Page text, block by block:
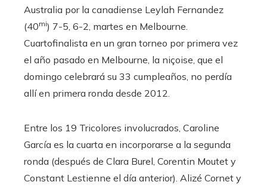
Australia por la canadiense Leylah Fernandez
(40mi) 7-5, 6-2, martes en Melbourne.
Cuartofinalista en un gran torneo por primera vez
el año pasado en Melbourne, la niçoise, que el
domingo celebrará su 33 cumpleaños, no perdía
allí en primera ronda desde 2012.
Entre los 19 Tricolores involucrados, Caroline
García es la cuarta en incorporarse a la segunda
ronda (después de Clara Burel, Corentin Moutet y
Constant Lestienne el día anterior). Alizé Cornet y